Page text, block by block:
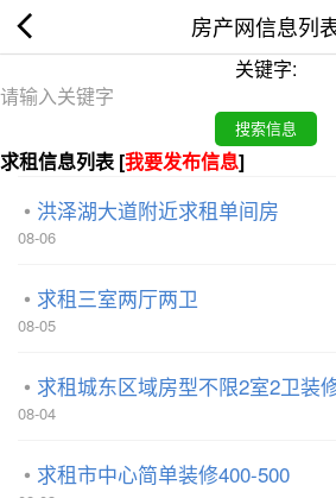
房产网信息列
关键字:
求租信息列表 [我要发布信息]
洪泽湖大道附近求租单间房
08-06
求租三室两厅两卫
08-05
求租城东区域房型不限2室2卫装
08-04
求租市中心简单装修400-500